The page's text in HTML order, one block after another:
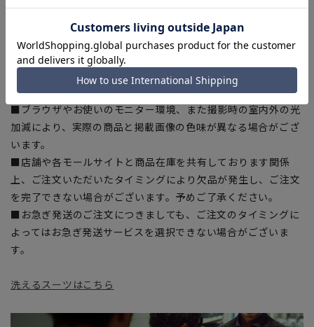
■生地や仕様・デザインにより、着用感や実際のサイズ表に若
干の誤差が生じる場合がございます。予めご了承ください。
■サイズスペックは仕上がりサイズを記載しております。一
部、商品現物におすすめサイズ(ヌードサイズ)を記載している
商品もございます。
■ブラウザやお使いのモニター環境、また撮影時の室内外の光
加減により、実際の商品と掲載画像の色味が異なる場合がござ
います。
■店舗や各モールサイトと商品在庫を共有しております関係
上、ご注文いただいたタイミングにより欠品が発生し、ご注文
を完了できない場合がございます。予めご了承ください。
■お急ぎ発送のご注文につきましても、ご注文のタイミングに
よってはお急ぎ発送サービスを選択できない場合がございま
す。
洗えるスーツはこちら